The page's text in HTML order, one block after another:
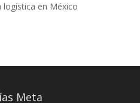
en México
Meta